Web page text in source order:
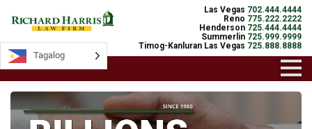
Las Vegas 702.444.4444
Reno 775.222.2222
Henderson 725.444.4444
Summerlin 725.999.9999
Timog-Kanluran Las Vegas 725.888.8888
Tagalog